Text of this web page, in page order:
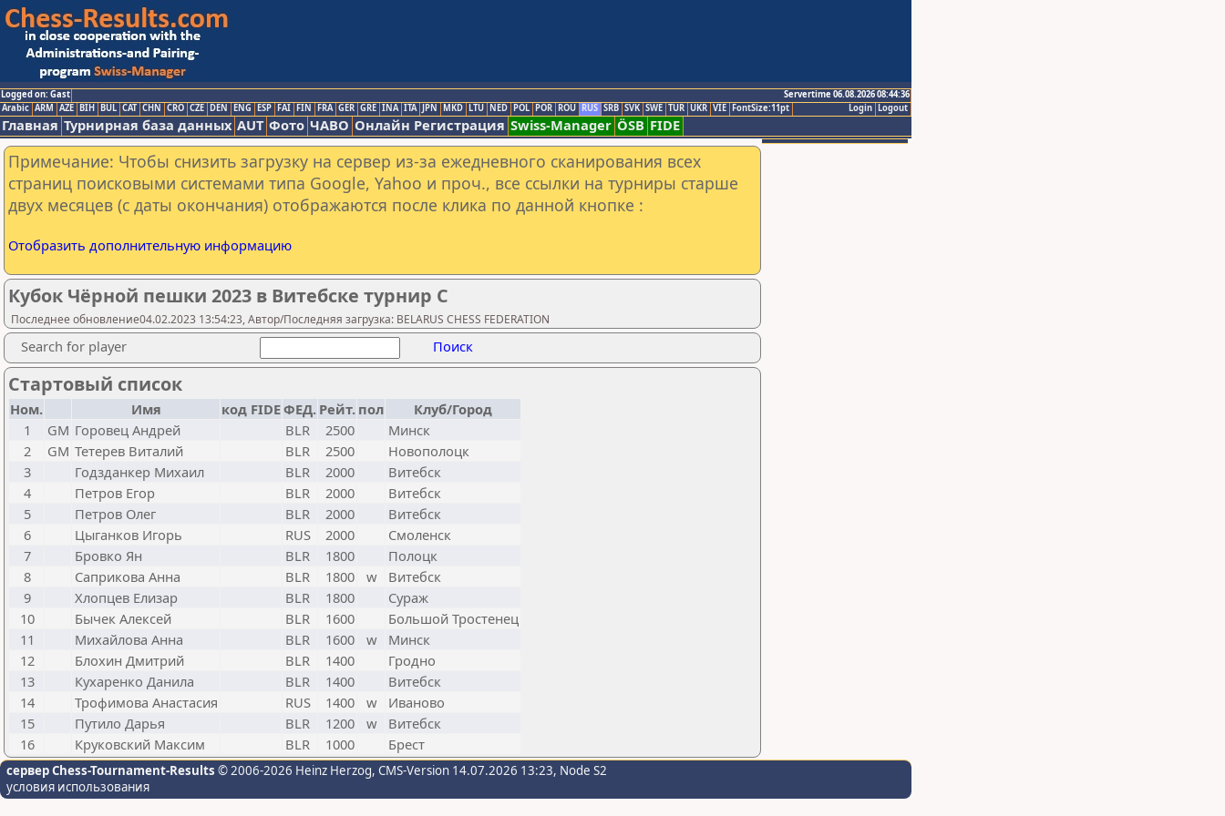
Logged on: Gast
Servertime 06.08.2026 08:44:36
Logout
Login
Arabic ARM AZE BIH BUL CAT CHN CRO CZE DEN ENG ESP FAI FIN FRA GER GRE INA ITA JPN MKD LTU NED POL POR ROU RUS SRB SVK SWE TUR UKR VIE FontSize:11pt
Главная Турнирная база данных AUT Фото ЧАВО Онлайн Регистрация Swiss-Manager ÖSB FIDE
Примечание: Чтобы снизить загрузку на сервер из-за ежедневного сканирования всех
страниц поисковыми системами типа Google, Yahoo и проч., все ссылки на турниры старше
двух месяцев (с даты окончания) отображаются после клика по данной кнопке :
Отобразить дополнительную информацию
Кубок Чёрной пешки 2023 в Витебске турнир C
Последнее обновление04.02.2023 13:54:23, Автор/Последняя загрузка: BELARUS CHESS FEDERATION
Search for player Поиск
Стартовый список
Ном. Имя код FIDEФЕД. Рейт. пол
Клуб/Город
1
GM Горовец Андрей BLR 2500
Минск
2
GM Тетерев Виталий BLR 2500
Новополоцк
3
Годзданкер Михаил BLR 2000
Витебск
4
Петров Егор BLR 2000
Витебск
5
Петров Олег BLR 2000
Витебск
6
Цыганков Игорь RUS 2000
Смоленск
7
Бровко Ян BLR 1800
Полоцк
8
Саприкова Анна BLR 1800 w
Витебск
9
Хлопцев Елизар BLR 1800
Сураж
10
Бычек Алексей BLR 1600
Большой Тростенец
11
Михайлова Анна BLR 1600 w
Минск
12
Блохин Дмитрий BLR 1400
Гродно
13
Кухаренко Данила BLR 1400
Витебск
14
Трофимова Анастасия RUS 1400 w
Иваново
15
Путило Дарья BLR 1200 w
Витебск
16
Круковский Максим BLR 1000 Брест
сервер Chess-Tournament-Results © 2006-2026 Heinz Herzog, CMS-Version 14.07.2026 13:23, Node S2
условия использования